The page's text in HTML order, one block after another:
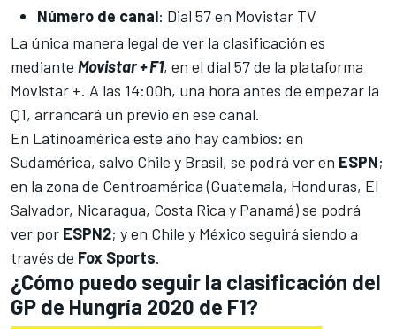
Número de canal: Dial 57 en Movistar TV
La única manera legal de ver la clasificación es
mediante Movistar + F1, en el dial 57 de la plataforma
Movistar +. A las 14:00h, una hora antes de empezar la
Q1, arrancará un previo en ese canal.
En Latinoamérica este año hay cambios: en
Sudamérica, salvo Chile y Brasil, se podrá ver en ESPN;
en la zona de Centroamérica (Guatemala, Honduras, El
Salvador, Nicaragua, Costa Rica y Panamá) se podrá
ver por ESPN2; y en Chile y México seguirá siendo a
través de Fox Sports.
¿Cómo puedo seguir la clasificación del
GP de Hungría 2020 de F1?